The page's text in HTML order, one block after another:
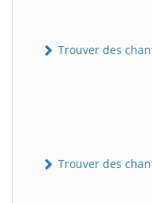
Trouver des
Trouver des